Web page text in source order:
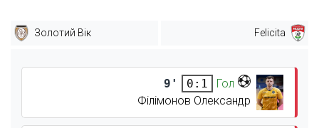
Золотий Вік Felicita
9' 0:1
Гол
Філімонов Олександр